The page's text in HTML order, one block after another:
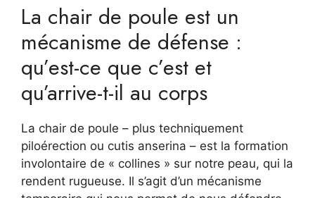
La chair de poule est un
mécanisme de défense :
qu’est-ce que c’est et
qu’arrive-t-il au corps
La chair de poule – plus techniquement
piloérection ou cutis anserina – est la formation
involontaire de « collines » sur notre peau, qui la
rendent rugueuse. Il s’agit d’un mécanisme